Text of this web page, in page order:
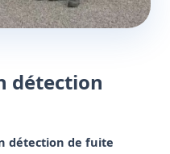
détection
détection de fuite